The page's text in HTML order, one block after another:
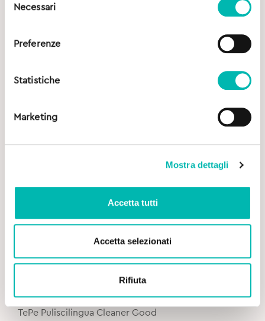
delNecessari
Preferenze
Statistiche
Marketing
Mostra dettagli
Accetta tutti
Accetta selezionati
Rifiuta
was:
is:
TePe Puliscilingua Cleaner Good